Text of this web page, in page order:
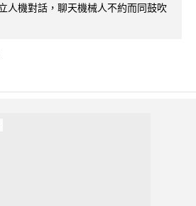
人機對話，聊天機械人不約而同鼓吹